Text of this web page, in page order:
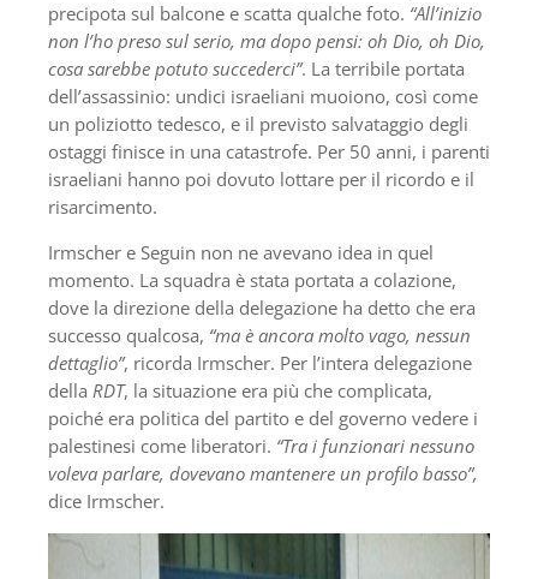
precipota sul balcone e scatta qualche foto. “All’inizio
non l’ho preso sul serio, ma dopo pensi: oh Dio, oh Dio,
cosa sarebbe potuto succederci”. La terribile portata
dell’assassinio: undici israeliani muoiono, così come
un poliziotto tedesco, e il previsto salvataggio degli
ostaggi finisce in una catastrofe. Per 50 anni, i parenti
israeliani hanno poi dovuto lottare per il ricordo e il
risarcimento.
Irmscher e Seguin non ne avevano idea in quel
momento. La squadra è stata portata a colazione,
dove la direzione della delegazione ha detto che era
successo qualcosa, “ma è ancora molto vago, nessun
dettaglio”, ricorda Irmscher. Per l’intera delegazione
della RDT, la situazione era più che complicata,
poiché era politica del partito e del governo vedere i
palestinesi come liberatori. “Tra i funzionari nessuno
voleva parlare, dovevano mantenere un profilo basso”,
dice Irmscher.